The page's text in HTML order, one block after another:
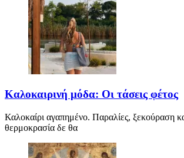
Καλοκαιρινή μόδα: Οι τάσεις φέτος
Καλοκαίρι αγαπημένο. Παραλίες, ξεκούραση
θερμοκρασία δε θα